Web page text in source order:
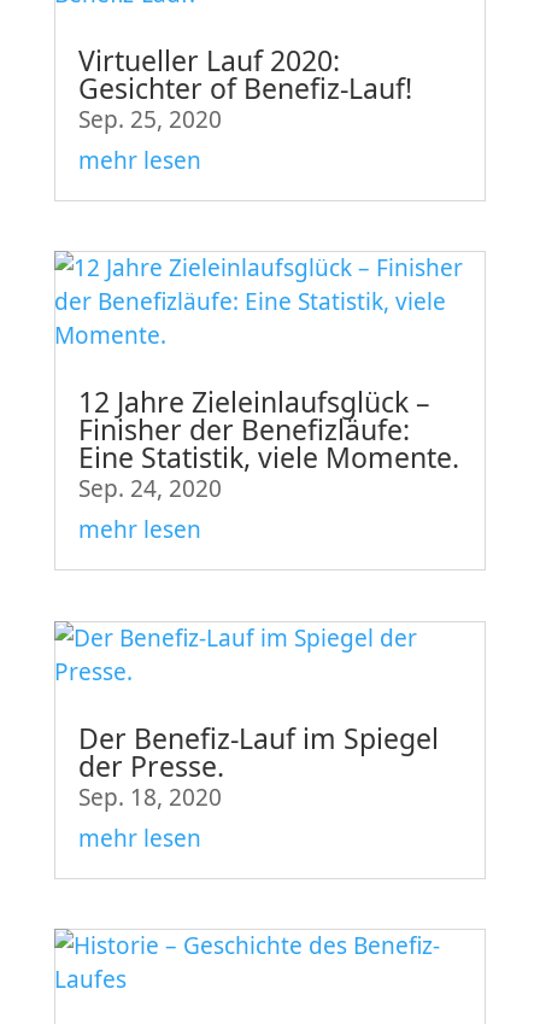
Virtueller Lauf 2020:
Gesichter of Benefiz-Lauf!
Sep. 25, 2020
mehr lesen
12 Jahre Zieleinlaufsglück –
Finisher der Benefizläufe:
Eine Statistik, viele Momente.
Sep. 24, 2020
mehr lesen
Der Benefiz-Lauf im Spiegel
der Presse.
Sep. 18, 2020
mehr lesen